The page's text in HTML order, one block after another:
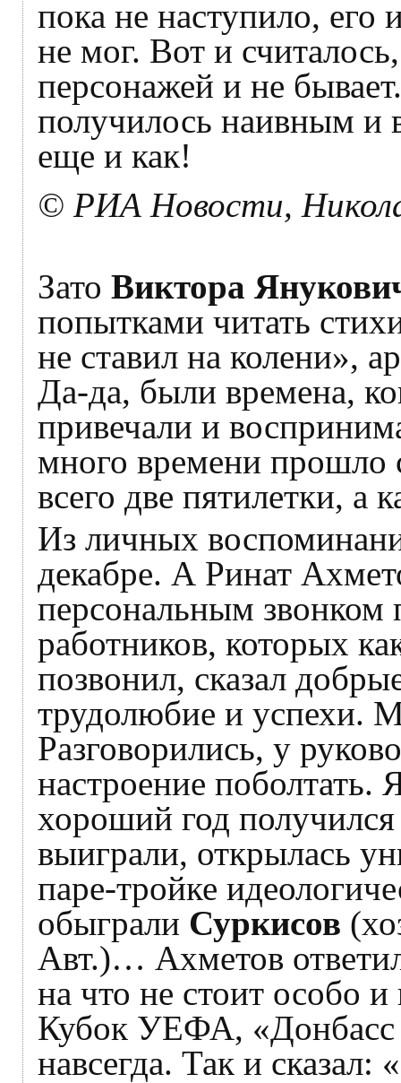
пока не наступило, его
не мог. Вот и
персонажей и не
получилось наивным и
еще и как!
© РИА Новости,
Зато Виктора
попытками читать
не ставил на колени»,
Да-да, были времена,
привечали и
много времени прошло
всего две пятилетки, а
Из личных
декабре. А Ринат
персональным звонком
работников, которых
позвонил, сказал
трудолюбие и успехи.
Разговорились, у
настроение поболтать.
хороший год
выиграли, открылась
паре-тройке
обыграли Суркисов
Авт.)… Ахметов
на что не стоит особо
Кубок УЕФА, «Донбасс
навсегда. Так и сказал: